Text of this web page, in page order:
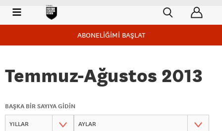
ABONELİĞİMİ BAŞLAT
Temmuz-Ağustos 2013
BAŞKA BİR SAYIYA GİDİN